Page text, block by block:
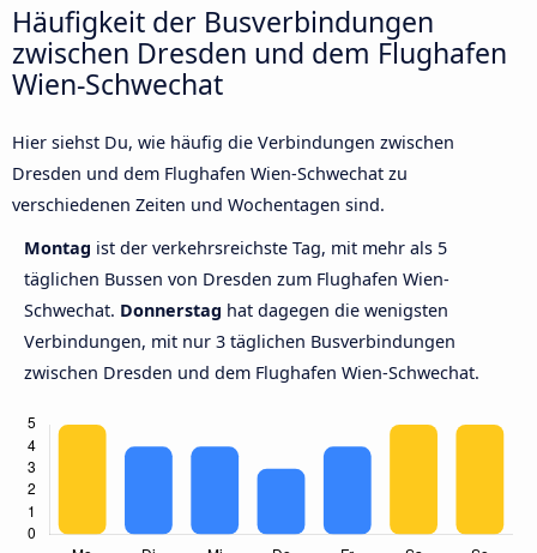
Häufigkeit der Busverbindungen
zwischen Dresden und dem Flughafen
Wien-Schwechat
Hier siehst Du, wie häufig die Verbindungen zwischen
Dresden und dem Flughafen Wien-Schwechat zu
verschiedenen Zeiten und Wochentagen sind.
Montag ist der verkehrsreichste Tag, mit mehr als 5
täglichen Bussen von Dresden zum Flughafen Wien-
Schwechat. Donnerstag hat dagegen die wenigsten
Verbindungen, mit nur 3 täglichen Busverbindungen
zwischen Dresden und dem Flughafen Wien-Schwechat.